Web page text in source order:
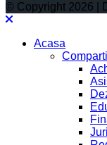
© Copyright 2026 |
Acasa